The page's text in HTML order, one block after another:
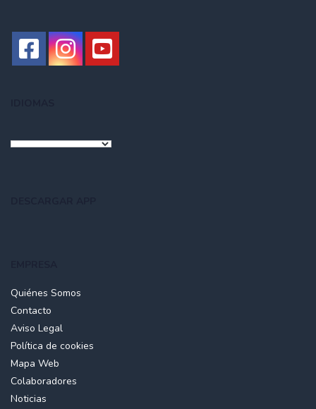
Quiénes Somos
Contacto
Aviso Legal
Política de cookies
Mapa Web
Colaboradores
Noticias